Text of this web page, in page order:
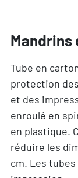
Mandrins
Tube en
protection
et des
enroulé en
en plastique.
réduire les
cm. Les